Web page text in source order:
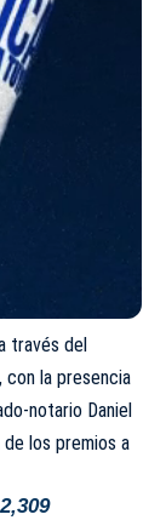
través del
, con la presencia
notario Daniel
los premios a